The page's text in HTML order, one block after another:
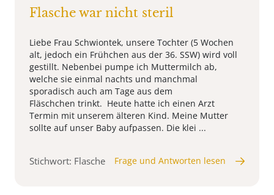
Flasche war nicht steril
Liebe Frau Schwiontek, unsere Tochter (5 Wochen
alt, jedoch ein Frühchen aus der 36. SSW) wird voll
gestillt. Nebenbei pumpe ich Muttermilch ab,
welche sie einmal nachts und manchmal
sporadisch auch am Tage aus dem
Fläschchen trinkt. Heute hatte ich einen Arzt
Termin mit unserem älteren Kind. Meine Mutter
sollte auf unser Baby aufpassen. Die klei ...
Stichwort: Flasche Frage und Antworten lesen